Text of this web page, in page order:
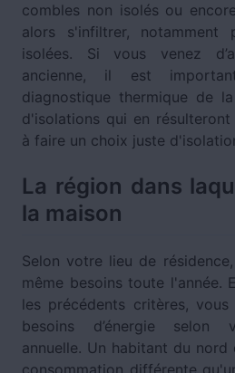
combles non isolés ou
alors s'infiltrer, notamment
isolées. Si vous venez
ancienne, il est
diagnostique thermique de
d'isolations qui en
à faire un choix juste
La région dans
la maison
Selon votre lieu de
même besoins toute l'année.
les précédents critères,
besoins d’énergie selon
annuelle. Un habitant du nord
consommation différente